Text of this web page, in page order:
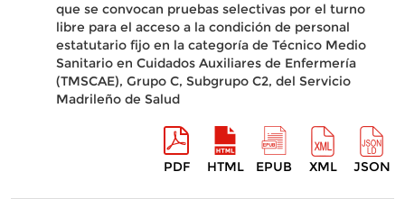
que se convocan pruebas selectivas por el turno
libre para el acceso a la condición de personal
estatutario fijo en la categoría de Técnico Medio
Sanitario en Cuidados Auxiliares de Enfermería
(TMSCAE), Grupo C, Subgrupo C2, del Servicio
Madrileño de Salud
PDF HTML EPUB XML JSON